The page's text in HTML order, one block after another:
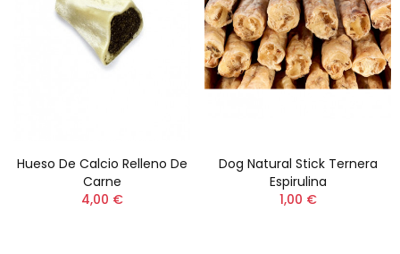
Hueso De Calcio Relleno De
Carne
4,00 €
Dog Natural Stick Ternera
Espirulina
1,00 €